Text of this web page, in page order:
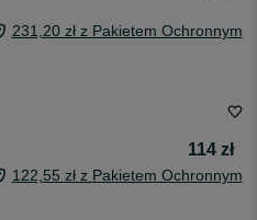
231,20 zł z Pakietem Ochronnym
114 zł
122,55 zł z Pakietem Ochronnym